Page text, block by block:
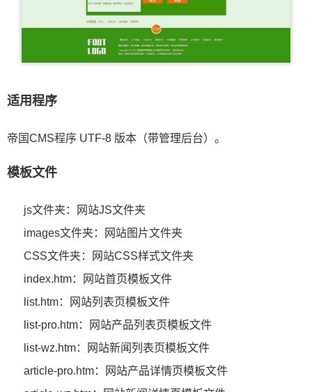
适用程序
帝国CMS程序 UTF-8 版本（带管理后台）。
模板文件
js文件夹：网站JS文件夹
images文件夹：网站图片文件夹
CSS文件夹：网站CSS样式文件夹
index.htm：网站首页模板文件
list.htm：网站列表页模板文件
list-pro.htm：网站产品列表页模板文件
list-wz.htm：网站新闻列表页模板文件
article-pro.htm：网站产品详情页模板文件